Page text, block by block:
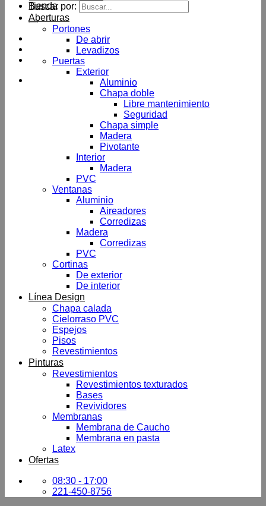
Buscar por:
Tienda
Aberturas
Portones
De abrir
Levadizos
Puertas
Exterior
Aluminio
Chapa doble
Libre mantenimiento
Seguridad
Chapa simple
Madera
Pivotante
Interior
Madera
PVC
Ventanas
Aluminio
Aireadores
Corredizas
Madera
Corredizas
PVC
Cortinas
De exterior
De interior
Línea Design
Chapa calada
Cielorraso PVC
Espejos
Pisos
Revestimientos
Pinturas
Revestimientos
Revestimientos texturados
Bases
Revividores
Membranas
Membrana de Caucho
Membrana en pasta
Latex
Ofertas
08:30 - 17:00
221-450-8756